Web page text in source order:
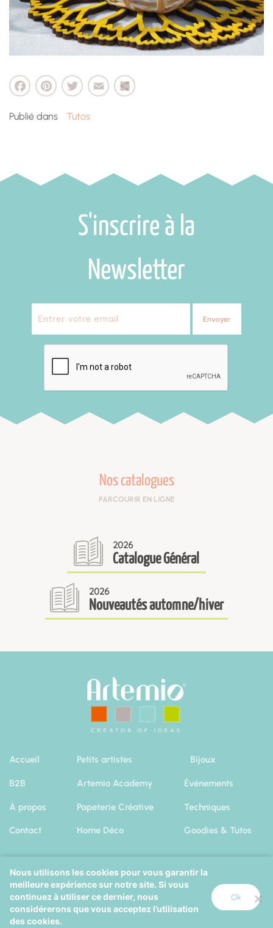
Pinterest
TwitterEmail
Partager
Publié dans Tutos
S'inscrire à la
Newsletter
Envoyer
Nos catalogues
PARCOURIR EN LIGNE
2026
Catalogue Général
2026
Nouveautés automne/hiver
Accueil
B2B
À propos
Contact
Petits artistes
Artemio Academy
Papeterie Créative
Home Déco
Bijoux
Événements
Techniques
Goodies & Tutos
Artemio 2019 | Mentions Légales Cookies
Nous utilisons les cookies pour vous garantir la
meilleure expérience sur notre site. Si vous
continuez à utiliser ce dernier, nous
considérerons que vous acceptez l’utilisation
des cookies.
Ok